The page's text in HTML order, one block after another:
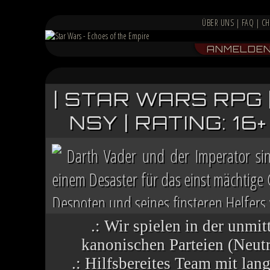
ÜBER UNS | FAQ |
| STAR WARS
NSY | RATING:
Darth Vader und der Imperator
einem Desaster für das einst
Despoten und seines finsteren
Chaos herrscht auf vielen Welten,
.: Wir spielen in der
kanonischen Parteien
.: Hilfsbereites Team mit